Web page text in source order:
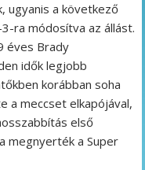
ugyanis a következő
ra módosítva az állást.
éves Brady
idők legjobb
korábban soha
a meccset elkapójával,
első
megnyerték a Super